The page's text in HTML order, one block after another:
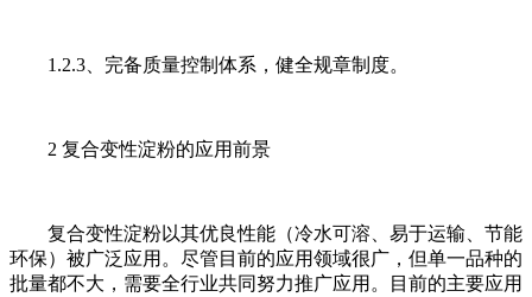
1.2.3、完备质量控制体系，健全规章制度。
2 复合变性淀粉的应用前景
复合变性淀粉以其优良性能（冷水可溶、易于运输、节能
环保）被广泛应用。尽管目前的应用领域很广，但单一品种的
批量都不大，需要全行业共同努力推广应用。目前的主要应用